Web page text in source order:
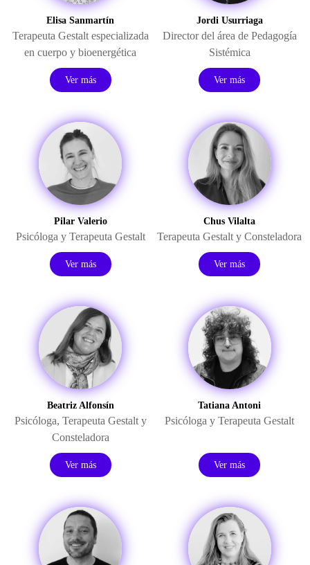
Elisa Sanmartín
Terapeuta Gestalt especializada
en cuerpo y bioenergética
Ver más
Jordi Usurriaga
Director del área de Pedagogía
Sistémica
Ver más
Pilar Valerio
Psicóloga y Terapeuta Gestalt
Ver más
Chus Vilalta
Terapeuta Gestalt y Consteladora
Ver más
Beatriz Alfonsín
Psicóloga, Terapeuta Gestalt y
Consteladora
Ver más
Tatiana Antoni
Psicóloga y Terapeuta Gestalt
Ver más